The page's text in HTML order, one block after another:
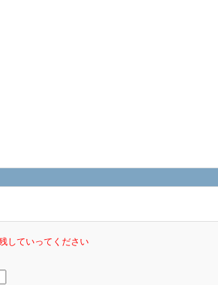
していってください